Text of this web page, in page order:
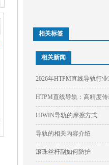
相关标签
相关新闻
2026年HTPM直线导轨行
HTPM直线导轨：高精度
HIWIN导轨的摩擦方式
导轨的相关内容介绍
滚珠丝杆副如何防护